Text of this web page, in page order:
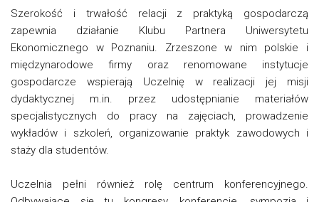
Szerokość i trwałość relacji z praktyką gospodarczą
zapewnia działanie Klubu Partnera Uniwersytetu
Ekonomicznego w Poznaniu. Zrzeszone w nim polskie i
międzynarodowe firmy oraz renomowane instytucje
gospodarcze wspierają Uczelnię w realizacji jej misji
dydaktycznej m.in. przez udostępnianie materiałów
specjalistycznych do pracy na zajęciach, prowadzenie
wykładów i szkoleń, organizowanie praktyk zawodowych i
staży dla studentów.
Uczelnia pełni również rolę centrum konferencyjnego.